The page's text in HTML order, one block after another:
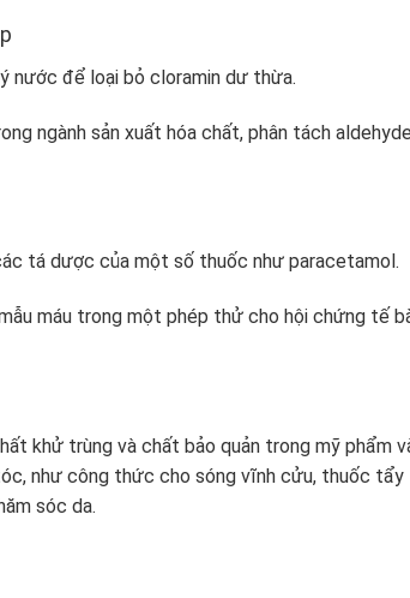
nước để loại bỏ cloramin dư thừa.
ngành sản xuất hóa chất, phân tách
tá dược của một số thuốc như paracetamol.
máu trong một phép thử cho hội chứng tế
khử trùng và chất bảo quản trong mỹ phẩm
như công thức cho sóng vĩnh cửu, thuốc tẩy
sóc da.